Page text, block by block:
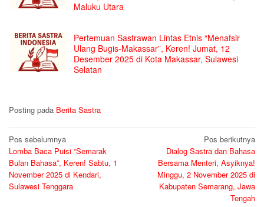
Maluku Utara
Pertemuan Sastrawan Lintas Etnis “Menafsir
Ulang Bugis-Makassar”, Keren! Jumat, 12
Desember 2025 di Kota Makassar, Sulawesi
Selatan
Posting pada Berita Sastra
Navigasi
pos
Pos sebelumnya
Lomba Baca Puisi “Semarak
Bulan Bahasa”, Keren! Sabtu, 1
November 2025 di Kendari,
Sulawesi Tenggara
Pos berikutnya
Dialog Sastra dan Bahasa
Bersama Menteri, Asyiknya!
Minggu, 2 November 2025 di
Kabupaten Semarang, Jawa
Tengah